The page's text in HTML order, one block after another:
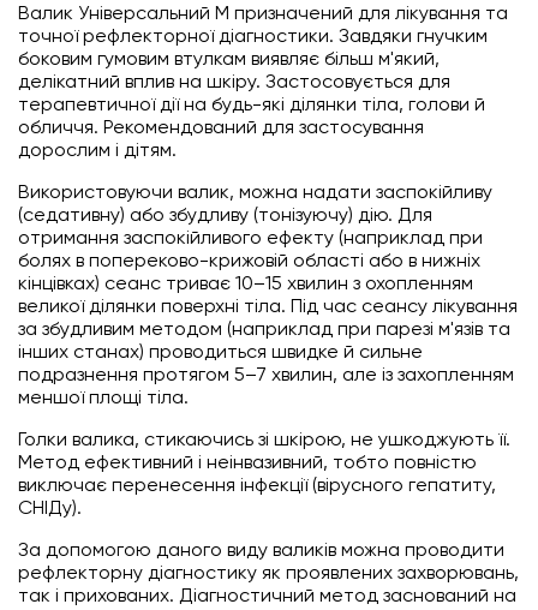
Валик Універсальний М призначений для лікування та
точної рефлекторної діагностики. Завдяки гнучким
боковим гумовим втулкам виявляє більш м'який,
делікатний вплив на шкіру. Застосовується для
терапевтичної дії на будь-які ділянки тіла, голови й
обличчя. Рекомендований для застосування
дорослим і дітям.
Використовуючи валик, можна надати заспокійливу
(седативну) або збудливу (тонізуючу) дію. Для
отримання заспокійливого ефекту (наприклад при
болях в попереково-крижовій області або в нижніх
кінцівках) сеанс триває 10–15 хвилин з охопленням
великої ділянки поверхні тіла. Під час сеансу лікування
за збудливим методом (наприклад при парезі м'язів та
інших станах) проводиться швидке й сильне
подразнення протягом 5–7 хвилин, але із захопленням
меншої площі тіла.
Голки валика, стикаючись зі шкірою, не ушкоджують її.
Метод ефективний і неінвазивний, тобто повністю
виключає перенесення інфекції (вірусного гепатиту,
СНІДу).
За допомогою даного виду валиків можна проводити
рефлекторну діагностику як проявлених захворювань,
так і прихованих. Діагностичний метод заснований на